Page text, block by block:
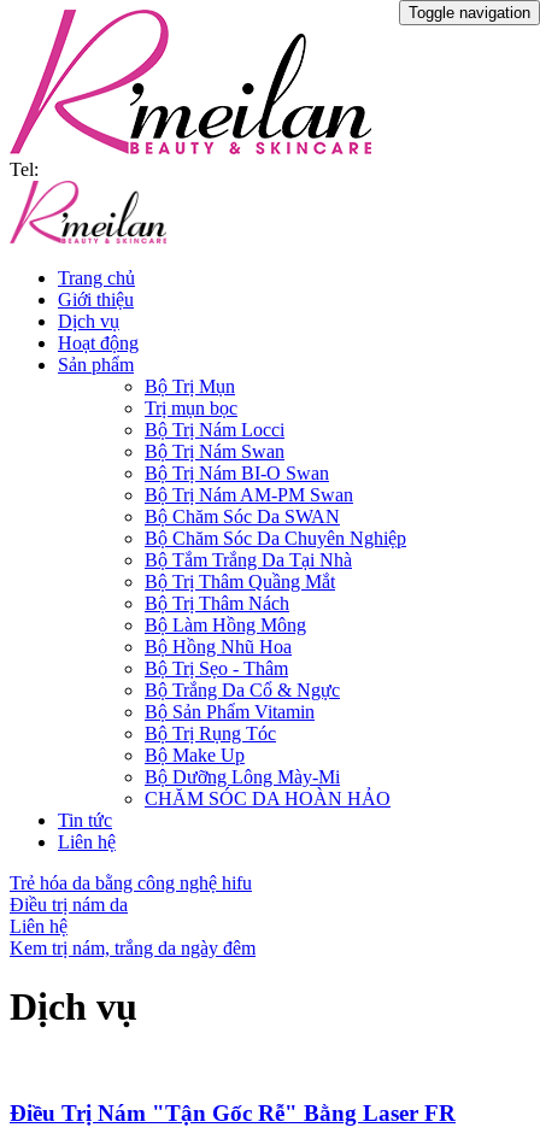
Tel:
Toggle navigation
Trang chủ
Giới thiệu
Dịch vụ
Hoạt động
Sản phẩm
Bộ Trị Mụn
Trị mụn bọc
Bộ Trị Nám Locci
Bộ Trị Nám Swan
Bộ Trị Nám BI-O Swan
Bộ Trị Nám AM-PM Swan
Bộ Chăm Sóc Da SWAN
Bộ Chăm Sóc Da Chuyên Nghiệp
Bộ Tắm Trắng Da Tại Nhà
Bộ Trị Thâm Quầng Mắt
Bộ Trị Thâm Nách
Bộ Làm Hồng Mông
Bộ Hồng Nhũ Hoa
Bộ Trị Sẹo - Thâm
Bộ Trắng Da Cổ & Ngực
Bộ Sản Phẩm Vitamin
Bộ Trị Rụng Tóc
Bộ Make Up
Bộ Dưỡng Lông Mày-Mi
CHĂM SÓC DA HOÀN HẢO
Tin tức
Liên hệ
Trẻ hóa da bằng công nghệ hifu
Điều trị nám da
Liên hệ
Kem trị nám, trắng da ngày đêm
Dịch vụ
Điều Trị Nám "Tận Gốc Rễ" Bằng Laser FR